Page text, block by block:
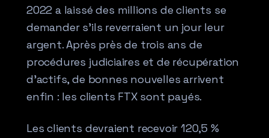
2022 a laissé des millions de clients se
demander s’ils reverraient un jour leur
argent. Après près de trois ans de
procédures judiciaires et de récupération
d’actifs, de bonnes nouvelles arrivent
enfin : les clients FTX sont payés.
Les clients devraient recevoir 120,5 %